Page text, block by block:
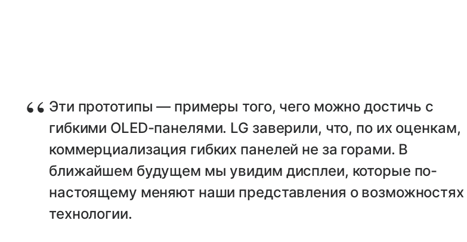
Эти прототипы — примеры того, чего можно достичь с
гибкими OLED-панелями. LG заверили, что, по их оценкам,
коммерциализация гибких панелей не за горами. В
ближайшем будущем мы увидим дисплеи, которые по-
настоящему меняют наши представления о возможностях
технологии.